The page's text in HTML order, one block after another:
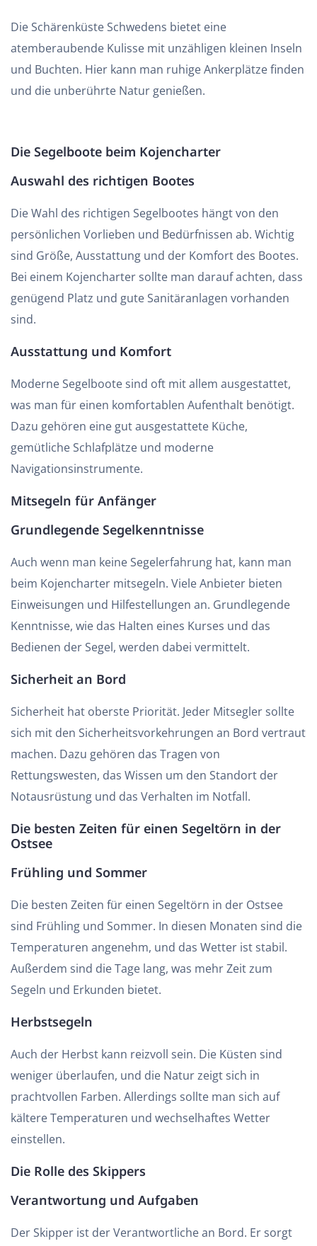
Die Schärenküste Schwedens bietet eine
atemberaubende Kulisse mit unzähligen kleinen Inseln
und Buchten. Hier kann man ruhige Ankerplätze finden
und die unberührte Natur genießen.
Die Segelboote beim Kojencharter
Auswahl des richtigen Bootes
Die Wahl des richtigen Segelbootes hängt von den
persönlichen Vorlieben und Bedürfnissen ab. Wichtig
sind Größe, Ausstattung und der Komfort des Bootes.
Bei einem Kojencharter sollte man darauf achten, dass
genügend Platz und gute Sanitäranlagen vorhanden
sind.
Ausstattung und Komfort
Moderne Segelboote sind oft mit allem ausgestattet,
was man für einen komfortablen Aufenthalt benötigt.
Dazu gehören eine gut ausgestattete Küche,
gemütliche Schlafplätze und moderne
Navigationsinstrumente.
Mitsegeln für Anfänger
Grundlegende Segelkenntnisse
Auch wenn man keine Segelerfahrung hat, kann man
beim Kojencharter mitsegeln. Viele Anbieter bieten
Einweisungen und Hilfestellungen an. Grundlegende
Kenntnisse, wie das Halten eines Kurses und das
Bedienen der Segel, werden dabei vermittelt.
Sicherheit an Bord
Sicherheit hat oberste Priorität. Jeder Mitsegler sollte
sich mit den Sicherheitsvorkehrungen an Bord vertraut
machen. Dazu gehören das Tragen von
Rettungswesten, das Wissen um den Standort der
Notausrüstung und das Verhalten im Notfall.
Die besten Zeiten für einen Segeltörn in der
Ostsee
Frühling und Sommer
Die besten Zeiten für einen Segeltörn in der Ostsee
sind Frühling und Sommer. In diesen Monaten sind die
Temperaturen angenehm, und das Wetter ist stabil.
Außerdem sind die Tage lang, was mehr Zeit zum
Segeln und Erkunden bietet.
Herbstsegeln
Auch der Herbst kann reizvoll sein. Die Küsten sind
weniger überlaufen, und die Natur zeigt sich in
prachtvollen Farben. Allerdings sollte man sich auf
kältere Temperaturen und wechselhaftes Wetter
einstellen.
Die Rolle des Skippers
Verantwortung und Aufgaben
Der Skipper ist der Verantwortliche an Bord. Er sorgt